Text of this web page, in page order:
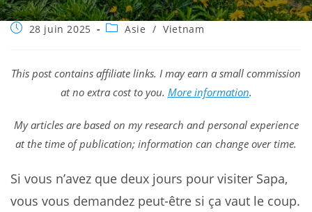
Publication
28 juin 2025
PostAsie / Vietnam
This post contains affiliate links. I may earn a small commission
at no extra cost to you. More information.
My articles are based on my research and personal experience
at the time of publication; information can change over time.
Si vous n’avez que deux jours pour visiter Sapa,
vous vous demandez peut-être si ça vaut le coup.